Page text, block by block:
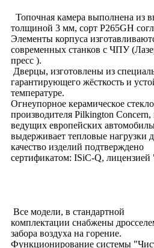
Топочная камера выполнена из
толщиной 3 мм, сорт P265GH
Элементы корпуса
современных станков с ЧПУ
пресс ).
Дверцы, изготовлены из
гарантирующего жёсткость и
температуре.
Огнеупорное керамическое
производителя Pilkington
ведущих европейских
выдерживает тепловые нагрузки
качество изделий подтверждено
сертификатом: ISiC-Q, лицензией
Все модели, в стандартной
комплектации снабжены
забора воздуха на горение.
Функционирование системы